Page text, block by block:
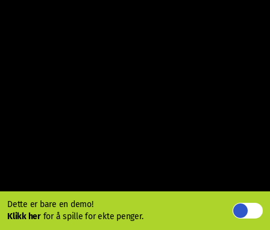
Dette er bare en demo!
Klikk herfor å spille for ekte penger.